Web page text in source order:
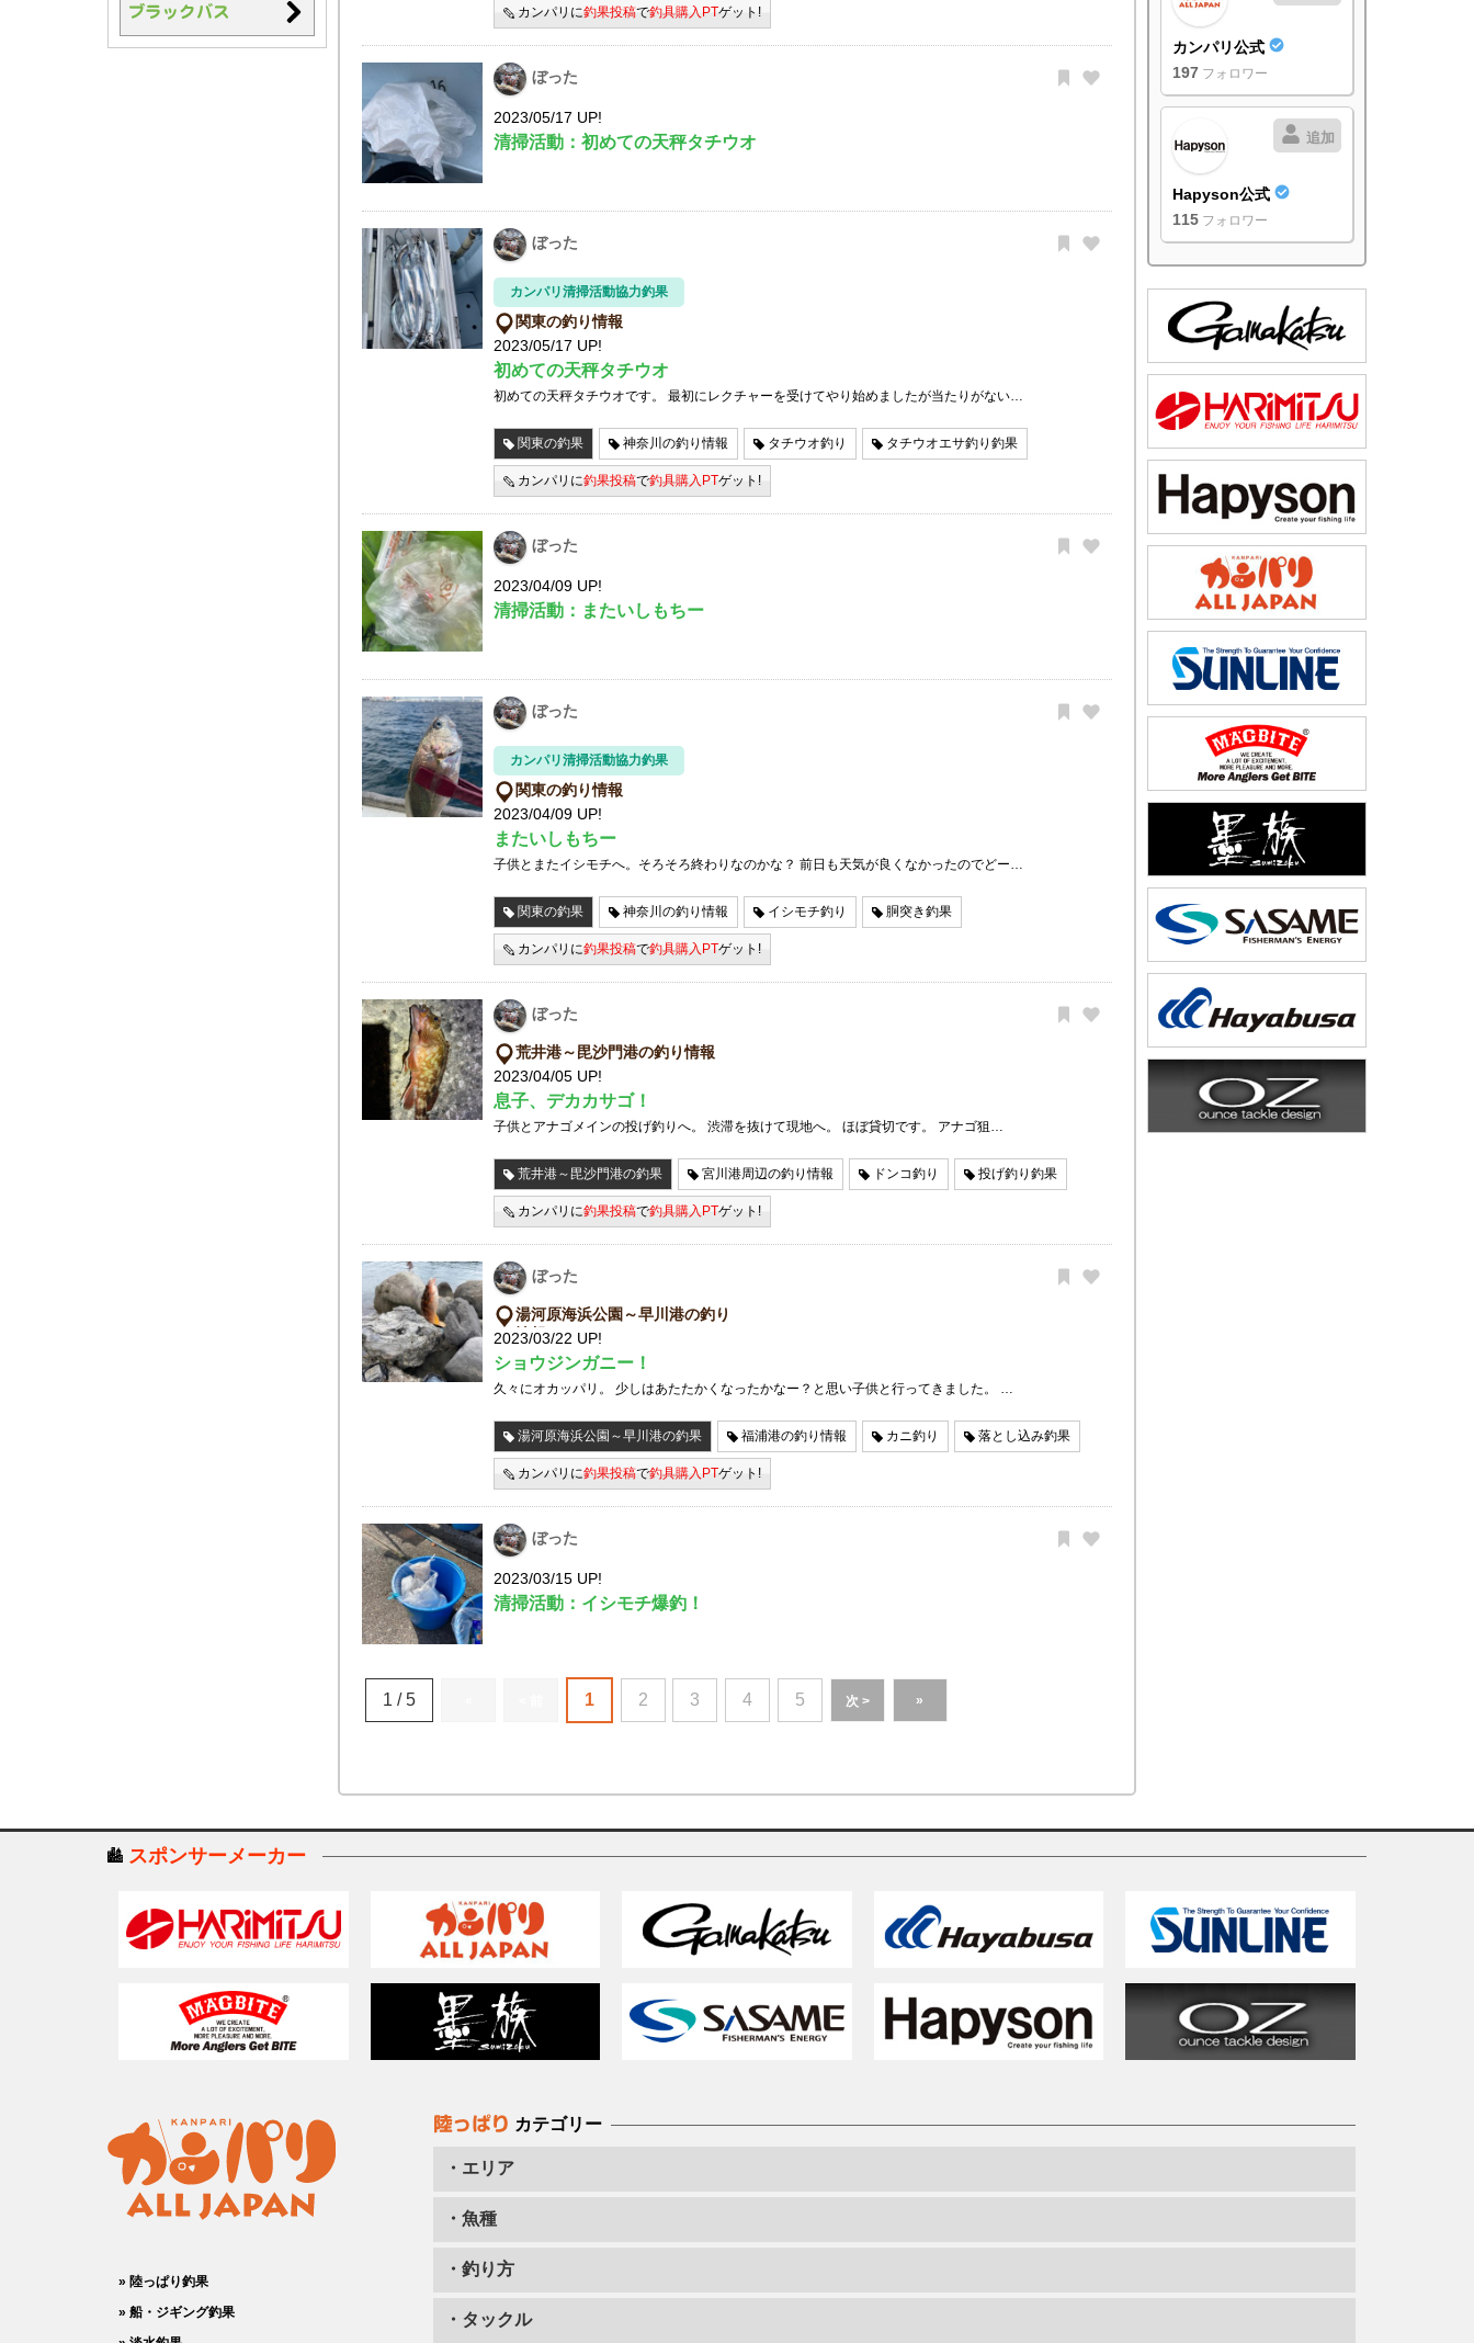
カンパリに釣果投稿で釣具購入PTゲット!
ぼった
2023/05/17 UP!
清掃活動：初めての天秤タチウオ
ぼった
カンパリ清掃活動協力釣果
関東の釣り情報
2023/05/17 UP!
初めての天秤タチウオ
初めての天秤タチウオです。 最初にレクチャーを受けてやり始めましたが当たりがない…
関東の釣果 神奈川の釣り情報 タチウオ釣り タチウオエサ釣り釣果
カンパリに釣果投稿で釣具購入PTゲット!
ぼった
2023/04/09 UP!
清掃活動：またいしもちー
ぼった
カンパリ清掃活動協力釣果
関東の釣り情報
2023/04/09 UP!
またいしもちー
子供とまたイシモチへ。そろそろ終わりなのかな？ 前日も天気が良くなかったのでどー…
関東の釣果 神奈川の釣り情報 イシモチ釣り 胴突き釣果
カンパリに釣果投稿で釣具購入PTゲット!
ぼった
荒井港～毘沙門港の釣り情報
2023/04/05 UP!
息子、デカカサゴ！
子供とアナゴメインの投げ釣りへ。 渋滞を抜けて現地へ。 ほぼ貸切です。 アナゴ狙…
荒井港～毘沙門港の釣果 宮川港周辺の釣り情報 ドンコ釣り 投げ釣り釣果
カンパリに釣果投稿で釣具購入PTゲット!
ぼった
湯河原海浜公園～早川港の釣り
情報
2023/03/22 UP!
ショウジンガニー！
久々にオカッパリ。 少しはあたたかくなったかなー？と思い子供と行ってきました。 …
湯河原海浜公園～早川港の釣果 福浦港の釣り情報 カニ釣り 落とし込み釣果
カンパリに釣果投稿で釣具購入PTゲット!
ぼった
2023/03/15 UP!
清掃活動：イシモチ爆釣！
1 / 5 1 2 3 4 5 次 > »
カンパリ公式
197 フォロワー
追加
Hapyson公式
115 フォロワー
スポンサーメーカー
» 陸っぱり釣果
» 船・ジギング釣果
カテゴリー
・エリア
・魚種
・釣り方
・タックル